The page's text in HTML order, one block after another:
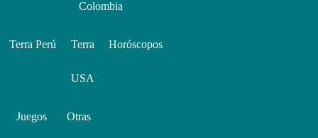
Colombia
Terra Perú Terra
USA
Horóscopos
Juegos Otras